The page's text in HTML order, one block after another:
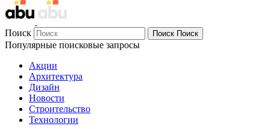
Поиск Поиск Поиск
Популярные поисковые запросы
Акции
Архитектура
Дизайн
Новости
Строительство
Технологии